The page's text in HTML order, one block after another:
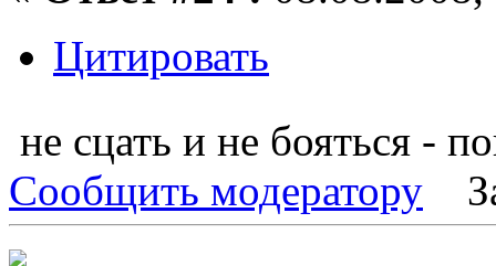
Цитировать
не сцать и не бояться -
Сообщить модератору